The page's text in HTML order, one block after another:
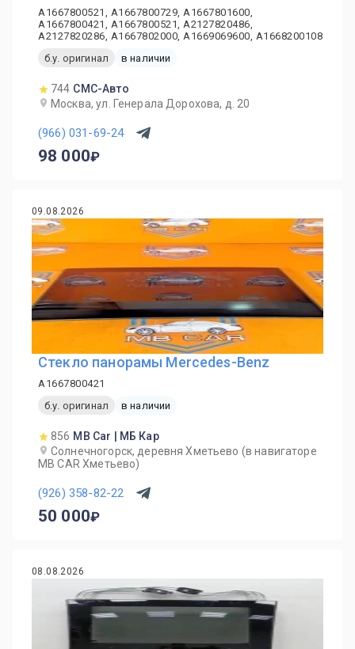
A1667800521, A1667800729, A1667801600,
A1667800421, A1667800521, A2127820486,
A2127820286, A1667802000, A1669069600, A1668200108
б.у. оригинал
в наличии
744 СМС-Авто
Москва, ул. Генерала Дорохова, д. 20
(966) 031-69-24
98 000
09.08.2026
Стекло панорамы Mercedes-Benz
A1667800421
б.у. оригинал
в наличии
856 MB Car | МБ Кар
Солнечногорск, деревня Хметьево (в навигаторе
MB CAR Хметьево)
(926) 358-82-22
50 000
08.08.2026